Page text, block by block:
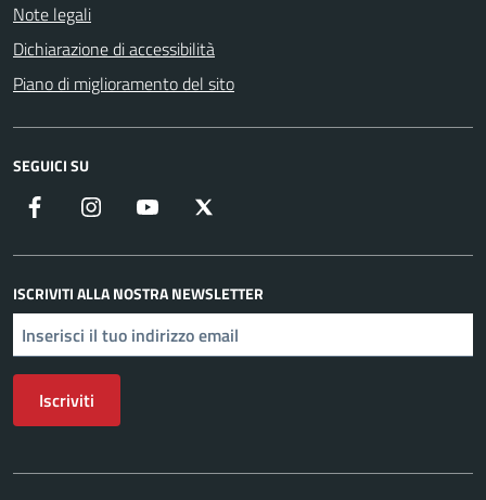
Note legali
Dichiarazione di accessibilità
Piano di miglioramento del sito
SEGUICI SU
Facebook Instagram YouTube
ISCRIVITI ALLA NOSTRA NEWSLETTER